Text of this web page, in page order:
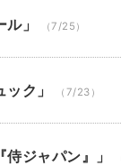
」 （7/25）
ク」 （7/23）
ジャパン』」